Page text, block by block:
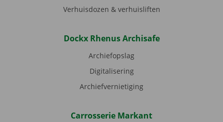
Verhuisdozen & verhuisliften
Dockx Rhenus Archisafe
Archiefopslag
Digitalisering
Archiefvernietiging
Carrosserie Markant